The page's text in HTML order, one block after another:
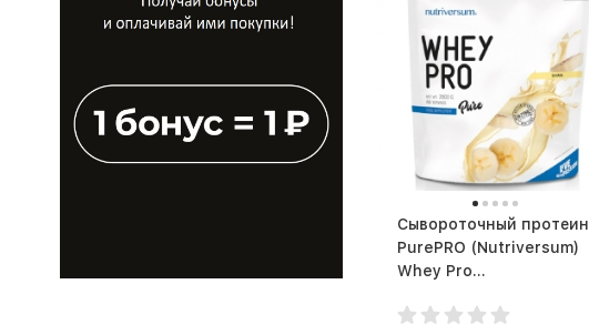
Сывороточный протеин
PurePRO (Nutriversum)
Whey Pro
Красота и здоровье кожи
Набрать мышечную массу
Нормализация давления и
Повышение нагрузки во